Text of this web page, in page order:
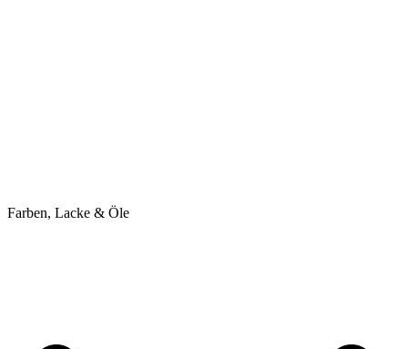
Farben, Lacke & Öle